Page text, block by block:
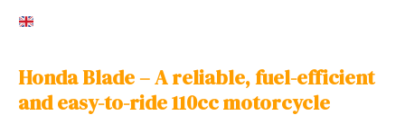
Honda Blade – A reliable, fuel-efficient
and easy-to-ride 110cc motorcycle